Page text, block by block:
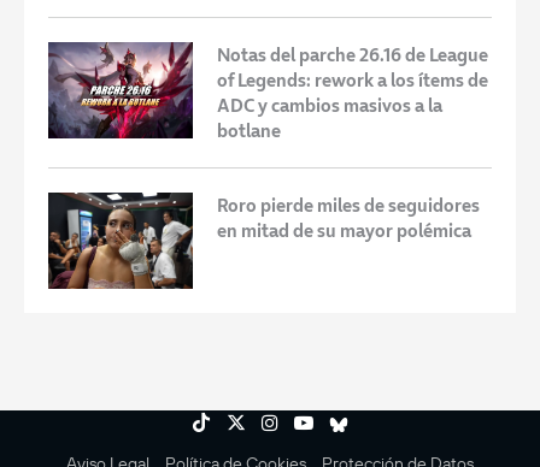
Notas del parche 26.16 de League
of Legends: rework a los ítems de
ADC y cambios masivos a la
botlane
Roro pierde miles de seguidores
en mitad de su mayor polémica